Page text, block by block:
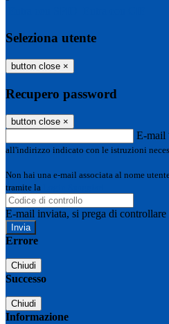
Seleziona utente
button close ×
Recupero password
button close ×
E-mail
all'indirizzo indicato con le istruzioni
Non hai una e-mail associata al nome
tramite la
E-mail inviata, si prega di controllare
Errore
Chiudi
Successo
Chiudi
Informazione